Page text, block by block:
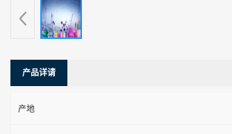
产品详请
产地